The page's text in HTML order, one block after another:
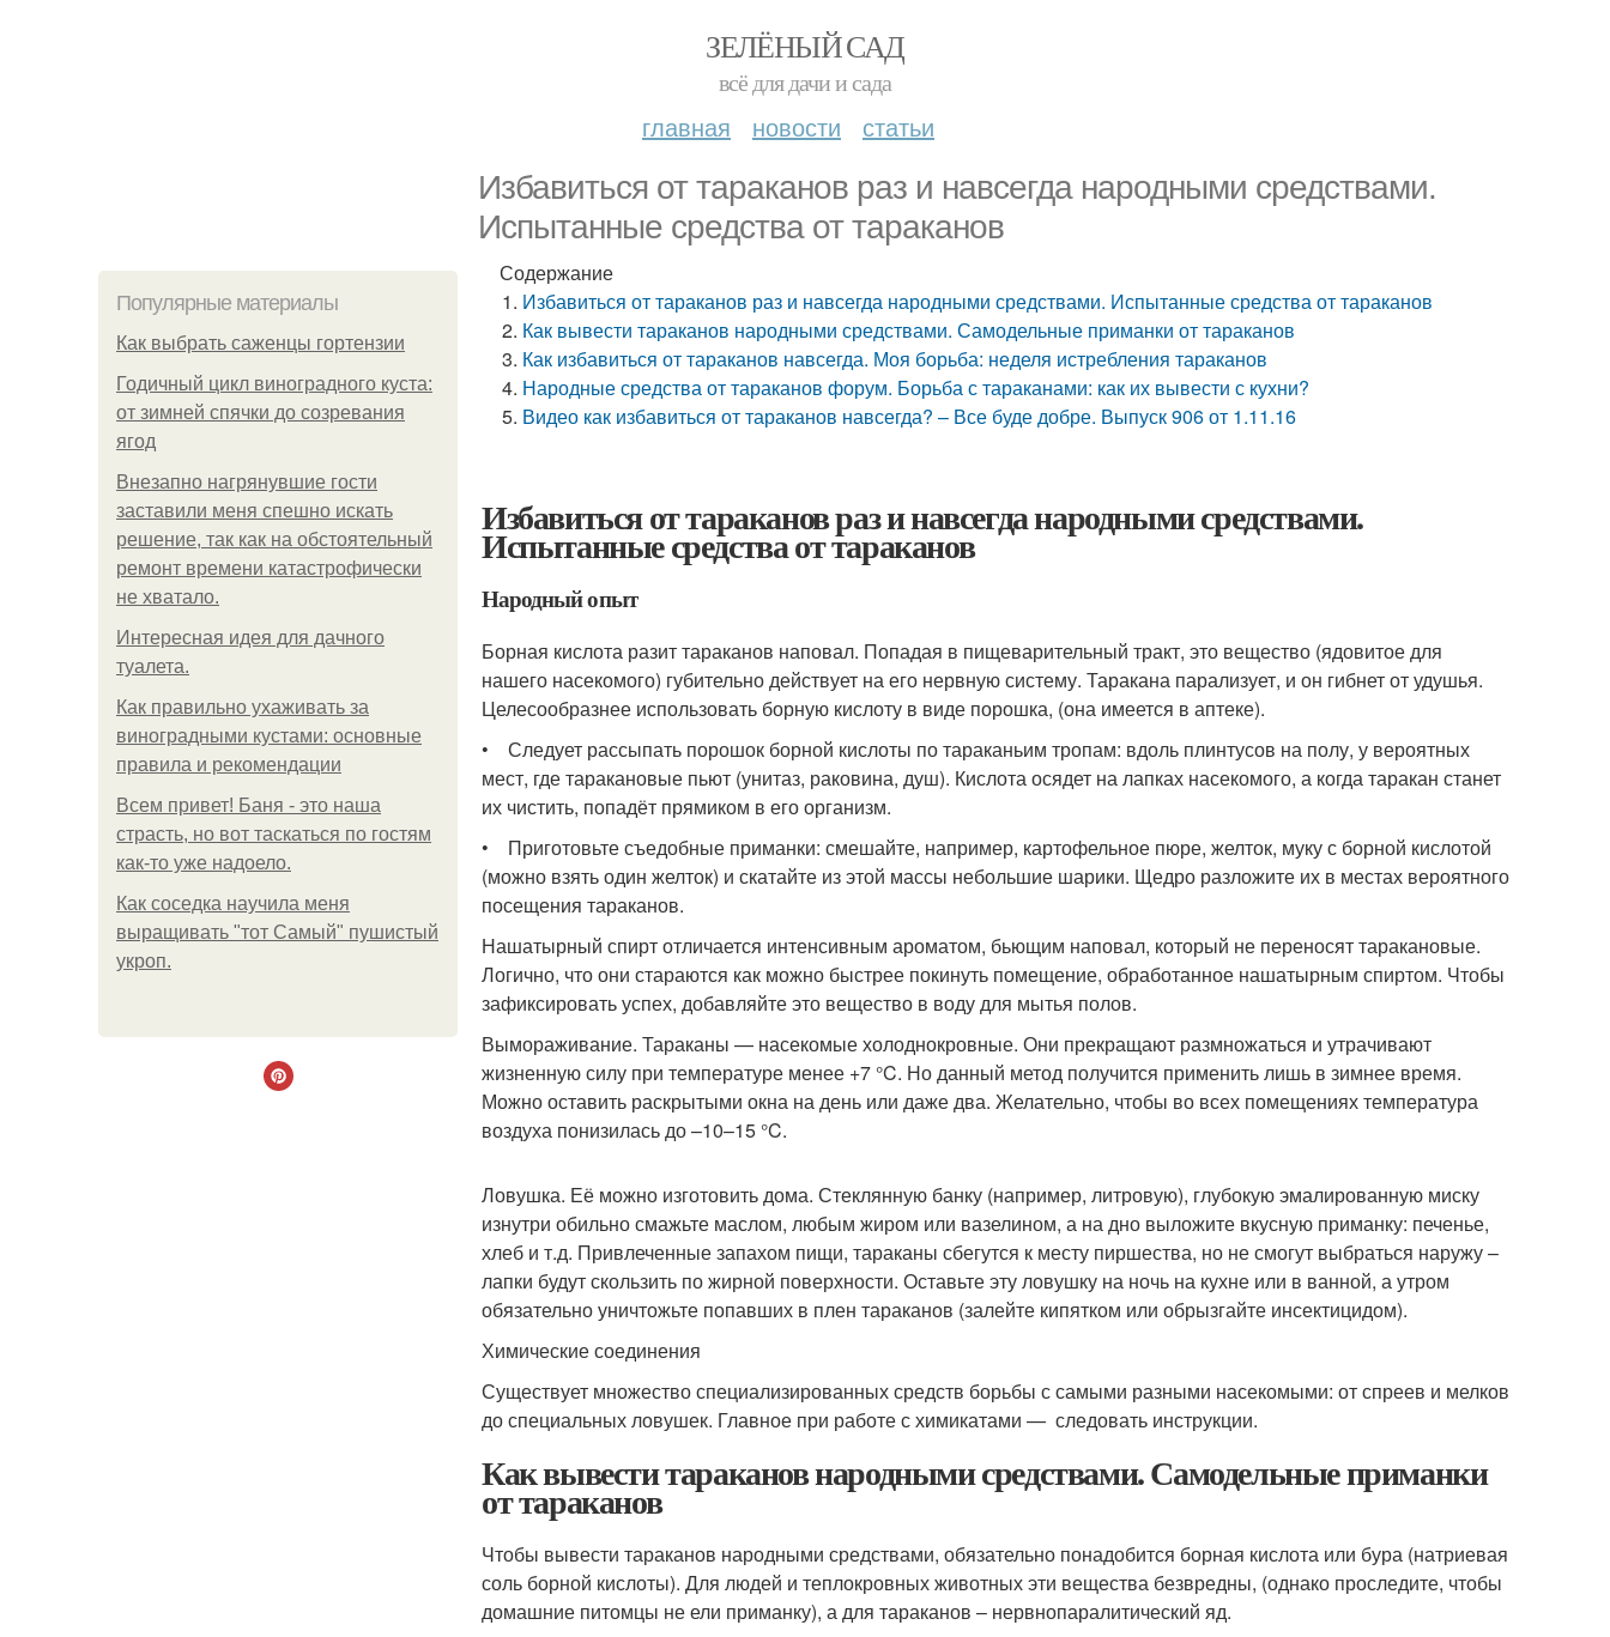
ЗЕЛЁНЫЙ САД
всё для дачи и сада
главная новости статьи
Избавиться от тараканов раз и навсегда народными средствами.
Испытанные средства от тараканов
Популярные материалы
Как выбрать саженцы гортензии
Годичный цикл виноградного куста:
от зимней спячки до созревания
ягод
Внезапно нагрянувшие гости
заставили меня спешно искать
решение, так как на обстоятельный
ремонт времени катастрофически
не хватало.
Интересная идея для дачного
туалета.
Как правильно ухаживать за
виноградными кустами: основные
правила и рекомендации
Всем привет! Баня - это наша
страсть, но вот таскаться по гостям
как-то уже надоело.
Как соседка научила меня
выращивать "тот Самый" пушистый
укроп.
Содержание
Избавиться от тараканов раз и навсегда народными средствами. Испытанные средства от тараканов
Как вывести тараканов народными средствами. Самодельные приманки от тараканов
Как избавиться от тараканов навсегда. Моя борьба: неделя истребления тараканов
Народные средства от тараканов форум. Борьба с тараканами: как их вывести с кухни?
Видео как избавиться от тараканов навсегда? – Все буде добре. Выпуск 906 от 1.11.16
Избавиться от тараканов раз и навсегда народными средствами.
Испытанные средства от тараканов
Народный опыт
Борная кислота разит тараканов наповал. Попадая в пищеварительный тракт, это вещество (ядовитое для
нашего насекомого) губительно действует на его нервную систему. Таракана парализует, и он гибнет от удушья.
Целесообразнее использовать борную кислоту в виде порошка, (она имеется в аптеке).
• Следует рассыпать порошок борной кислоты по тараканьим тропам: вдоль плинтусов на полу, у вероятных
мест, где таракановые пьют (унитаз, раковина, душ). Кислота осядет на лапках насекомого, а когда таракан станет
их чистить, попадёт прямиком в его организм.
• Приготовьте съедобные приманки: смешайте, например, картофельное пюре, желток, муку с борной кислотой
(можно взять один желток) и скатайте из этой массы небольшие шарики. Щедро разложите их в местах вероятного
посещения тараканов.
Нашатырный спирт отличается интенсивным ароматом, бьющим наповал, который не переносят таракановые.
Логично, что они стараются как можно быстрее покинуть помещение, обработанное нашатырным спиртом. Чтобы
зафиксировать успех, добавляйте это вещество в воду для мытья полов.
Вымораживание. Тараканы — насекомые холоднокровные. Они прекращают размножаться и утрачивают
жизненную силу при температуре менее +7 °C. Но данный метод получится применить лишь в зимнее время.
Можно оставить раскрытыми окна на день или даже два. Желательно, чтобы во всех помещениях температура
воздуха понизилась до –10–15 °C.
Ловушка. Её можно изготовить дома. Стеклянную банку (например, литровую), глубокую эмалированную миску
изнутри обильно смажьте маслом, любым жиром или вазелином, а на дно выложите вкусную приманку: печенье,
хлеб и т.д. Привлеченные запахом пищи, тараканы сбегутся к месту пиршества, но не смогут выбраться наружу –
лапки будут скользить по жирной поверхности. Оставьте эту ловушку на ночь на кухне или в ванной, а утром
обязательно уничтожьте попавших в плен тараканов (залейте кипятком или обрызгайте инсектицидом).
Химические соединения
Существует множество специализированных средств борьбы с самыми разными насекомыми: от спреев и мелков
до специальных ловушек. Главное при работе с химикатами — следовать инструкции.
Как вывести тараканов народными средствами. Самодельные приманки
от тараканов
Чтобы вывести тараканов народными средствами, обязательно понадобится борная кислота или бура (натриевая
соль борной кислоты). Для людей и теплокровных животных эти вещества безвредны, (однако проследите, чтобы
домашние питомцы не ели приманку), а для тараканов – нервнопаралитический яд.